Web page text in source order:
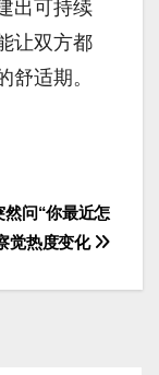
出可持续
让双方都
舒适期。
然问“你最近怎
觉热度变化